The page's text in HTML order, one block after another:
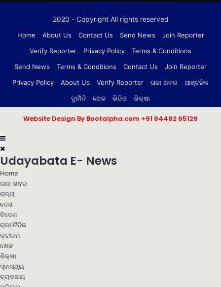
2020 - Copyright All rights reserved
Home About Us Contact Us Send News
Join Reporter
Verify Reporter
Privacy Policy
Terms & Conditions
Send News
Terms & Conditions Contact Us
Join Reporter
Privacy Policy
About Us Verify Reporter ତାଜା ଖବର
ଆଞ୍ଚଳିକ
ଦୁର୍ନୀତି
ଖେଳ ଭିଡିଓ ଶିକ୍ଷା
Website Design By Bootalpha.com +91 84482 65129
.
Udayabata E- News
Home
ତାଜା ଖବର
ରାଜ୍ୟ
ଦେଶ
ବିଦେଶ
ରାଜନୈତିକ
କ୍ରାଇମ
ଖେଳ
ଶିକ୍ଷା
ସ୍ବାସ୍ଥ୍ୟ
ବ୍ୟବସାୟ